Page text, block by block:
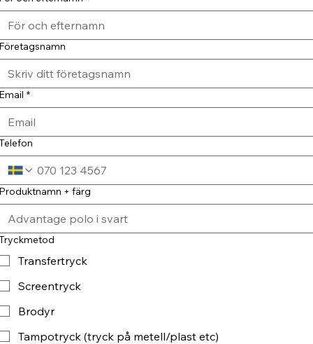
*
+ färg
Transfertryck
Screentryck
Brodyr
Tampotryck (tryck på metell/plast etc)